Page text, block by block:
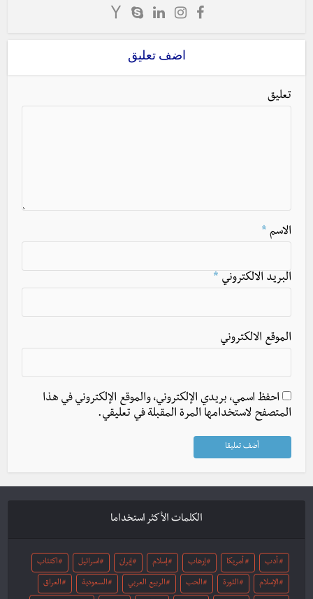
اضف تعليق
تعليق
الاسم *
البريد الالكتروني *
الموقع الالكتروني
احفظ اسمي، بريدي الإلكتروني، والموقع الإلكتروني في هذا
المتصفح لاستخدامها المرة المقبلة في تعليقي.
الكلمات الأكثر استخداما
أدب أمريكا إرهاب إسلام إيران اسرائيل اكتئاب
الإسلام الثورة الحب الربيع العربي السعودية العراق